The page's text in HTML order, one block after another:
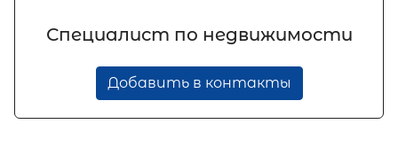
Специалист по недвижимости
Добавить в контакты